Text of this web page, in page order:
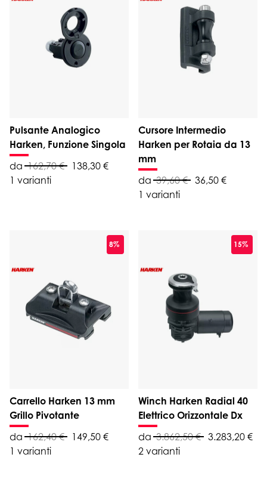
Pulsante Analogico
Harken, Funzione Singola
da 162,70 €
138,30 €
1 varianti
Cursore Intermedio
Harken per Rotaia da 13
mm
da 39,60 € 36,50 €
1 varianti
8%
Carrello Harken 13 mm
Grillo Pivotante
da 162,40 €
149,50 €
1 varianti
15%
Winch Harken Radial 40
Elettrico Orizzontale Dx
da 3.862,50 € 3.283,20 €
2 varianti